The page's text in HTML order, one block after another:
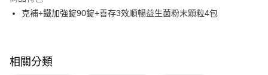
街口支付
AFTEE先享後付
克補+鐵加強錠90錠+善存3效順暢益生菌粉末顆粒4包
相關分類